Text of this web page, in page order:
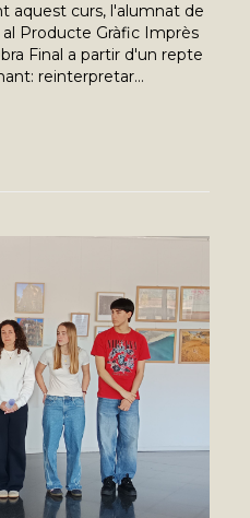
aquest curs, l'alumnat de
Producte Gràfic Imprès
Final a partir d'un repte
reinterpretar…